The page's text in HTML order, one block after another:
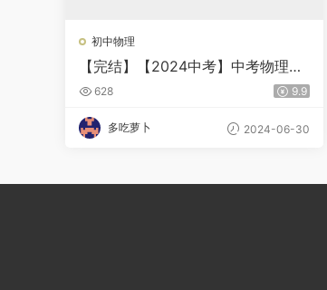
初中物理
【完结】【2024中考】中考物理复
习冲刺
628 9.9
多吃萝卜 2024-06-30